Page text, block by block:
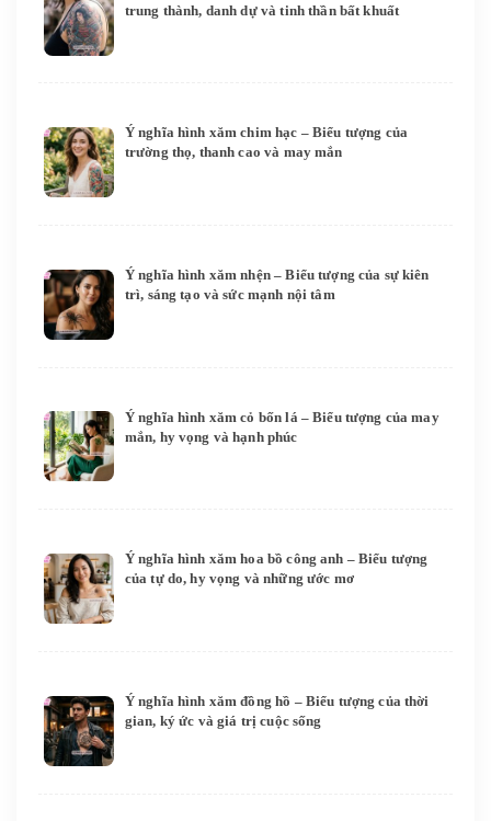
trung thành, danh dự và tinh thần bất khuất
Ý nghĩa hình xăm chim hạc – Biểu tượng của
trường thọ, thanh cao và may mắn
Ý nghĩa hình xăm nhện – Biểu tượng của sự kiên
trì, sáng tạo và sức mạnh nội tâm
Ý nghĩa hình xăm cỏ bốn lá – Biểu tượng của may
mắn, hy vọng và hạnh phúc
Ý nghĩa hình xăm hoa bồ công anh – Biểu tượng
của tự do, hy vọng và những ước mơ
Ý nghĩa hình xăm đồng hồ – Biểu tượng của thời
gian, ký ức và giá trị cuộc sống